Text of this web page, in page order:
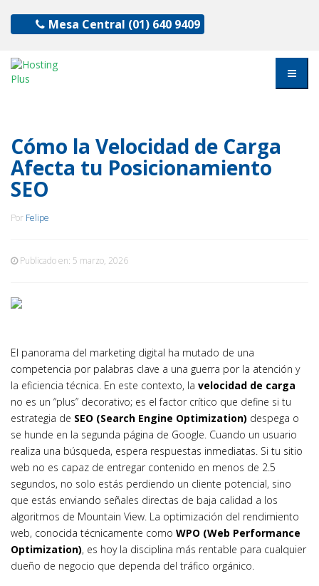
Mesa Central (01) 640 9409
Cómo la Velocidad de Carga
Afecta tu Posicionamiento
SEO
Por Felipe
Publicado en: 5 marzo, 2026
El panorama del marketing digital ha mutado de una
competencia por palabras clave a una guerra por la atención y
la eficiencia técnica. En este contexto, la velocidad de carga
no es un “plus” decorativo; es el factor crítico que define si tu
estrategia de SEO (Search Engine Optimization) despega o
se hunde en la segunda página de Google. Cuando un usuario
realiza una búsqueda, espera respuestas inmediatas. Si tu sitio
web no es capaz de entregar contenido en menos de 2.5
segundos, no solo estás perdiendo un cliente potencial, sino
que estás enviando señales directas de baja calidad a los
algoritmos de Mountain View. La optimización del rendimiento
web, conocida técnicamente como WPO (Web Performance
Optimization), es hoy la disciplina más rentable para cualquier
dueño de negocio que dependa del tráfico orgánico.